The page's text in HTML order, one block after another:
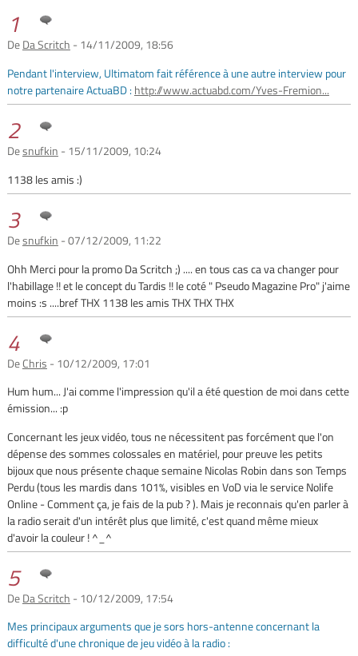
1
DeDa Scritch - 14/11/2009, 18:56
Pendant l'interview, Ultimatom fait référence à une autre interview pour
notre partenaire ActuaBD : http://www.actuabd.com/Yves-Fremion...
2
Desnufkin - 15/11/2009, 10:24
1138 les amis :)
3
Desnufkin - 07/12/2009, 11:22
Ohh Merci pour la promo Da Scritch ;) .... en tous cas ca va changer pour
l'habillage !! et le concept du Tardis !! le coté " Pseudo Magazine Pro" j'aime
moins :s ....bref THX 1138 les amis THX THX THX
4
DeChris - 10/12/2009, 17:01
Hum hum... J'ai comme l'impression qu'il a été question de moi dans cette
émission... :p
Concernant les jeux vidéo, tous ne nécessitent pas forcément que l'on
dépense des sommes colossales en matériel, pour preuve les petits
bijoux que nous présente chaque semaine Nicolas Robin dans son Temps
Perdu (tous les mardis dans 101%, visibles en VoD via le service Nolife
Online - Comment ça, je fais de la pub ? ). Mais je reconnais qu'en parler à
la radio serait d'un intérêt plus que limité, c'est quand même mieux
d'avoir la couleur ! ^_^
5
DeDa Scritch - 10/12/2009, 17:54
Mes principaux arguments que je sors hors-antenne concernant la
difficulté d'une chronique de jeu vidéo à la radio :